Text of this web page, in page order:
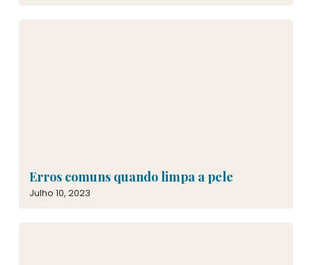
Erros comuns quando limpa a pele
Julho 10, 2023